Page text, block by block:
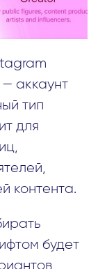
аккаунт
тип
для
контента.
будет